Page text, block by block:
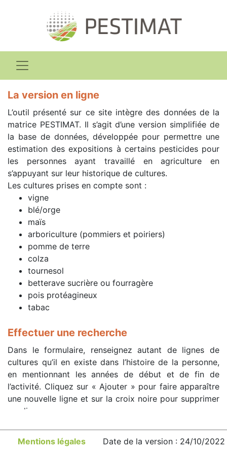
La version en ligne
L’outil présenté sur ce site intègre des données de la
matrice PESTIMAT. Il s’agit d’une version simplifiée de
la base de données, développée pour permettre une
estimation des expositions à certains pesticides pour
les personnes ayant travaillé en agriculture en
s’appuyant sur leur historique de cultures.
Les cultures prises en compte sont :
vigne
blé/orge
maïs
arboriculture (pommiers et poiriers)
pomme de terre
colza
tournesol
betterave sucrière ou fourragère
pois protéagineux
tabac
Effectuer une recherche
Dans le formulaire, renseignez autant de lignes de
cultures qu’il en existe dans l’histoire de la personne,
en mentionnant les années de début et de fin de
l’activité. Cliquez sur « Ajouter » pour faire apparaître
une nouvelle ligne et sur la croix noire pour supprimer
une ligne.
En cas d’une activité discontinue sur une culture
donnée, il convient de renseigner une ligne pour
Mentions légales Date de la version : 24/10/2022